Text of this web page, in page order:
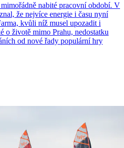
nabité pracovní období. V
že nejvíce energie i času nyní
kvůli níž musel upozadit i
o životě mimo Prahu, nedostatku
od nové řady populární hry